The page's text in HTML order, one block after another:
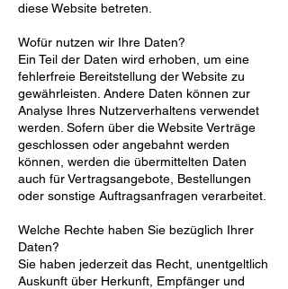
diese Website betreten.
Wofür nutzen wir Ihre Daten?
Ein Teil der Daten wird erhoben, um eine
fehlerfreie Bereitstellung der Website zu
gewährleisten. Andere Daten können zur
Analyse Ihres Nutzerverhaltens verwendet
werden. Sofern über die Website Verträge
geschlossen oder angebahnt werden
können, werden die übermittelten Daten
auch für Vertragsangebote, Bestellungen
oder sonstige Auftragsanfragen verarbeitet.
Welche Rechte haben Sie bezüglich Ihrer
Daten?
Sie haben jederzeit das Recht, unentgeltlich
Auskunft über Herkunft, Empfänger und